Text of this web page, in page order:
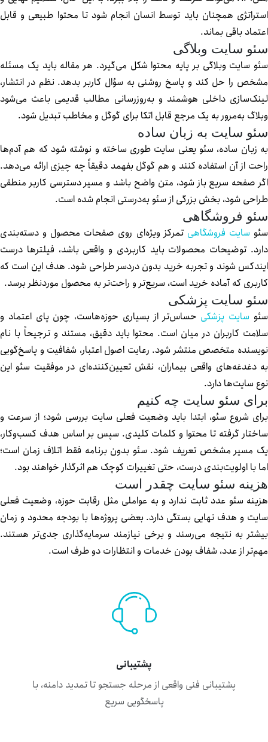
همچنان باید توسط انسان انجام شود تا محتوا طبیعی و قابل
باقی بماند.
سایت وبلاگی
سایت وبلاگی بر پایه محتوا شکل می‌گیرد. هر مقاله باید یک مسئله
را حل کند و پاسخ روشنی به سؤال کاربر بدهد. نظم در انتشار،
داخلی هوشمند و به‌روزرسانی مطالب قدیمی باعث می‌شود
به‌مرور به یک مرجع قابل اتکا برای گوگل و مخاطب تبدیل شود.
سایت به زبان ساده
زبان ساده، سئو یعنی سایت طوری ساخته و نوشته شود که هم آدم‌ها
از آن استفاده کنند و هم گوگل بفهمد دقیقاً چه چیزی ارائه می‌دهد.
صفحه سریع باز شود، متن واضح باشد و مسیر دسترسی کاربر منطقی
شود، بخش بزرگی از سئو به‌درستی انجام شده است.
فروشگاهی
سایت فروشگاهیتمرکز ویژه‌ای روی صفحات محصول و دسته‌بندی
توضیحات محصولات باید کاربردی و واقعی باشد، فیلترها درست
شوند و تجربه خرید بدون دردسر طراحی شود. هدف این است که
که آماده خرید است، سریع‌تر و راحت‌تر به محصول موردنظر برسد.
سایت پزشکی
سایت پزشکیحساس‌تر از بسیاری حوزه‌هاست، چون پای اعتماد و
کاربران در میان است. محتوا باید دقیق، مستند و ترجیحاً با نام
متخصص منتشر شود. رعایت اصول اعتبار، شفافیت و پاسخ‌گویی
دغدغه‌های واقعی بیماران، نقش تعیین‌کننده‌ای در موفقیت سئو این
سایت‌ها دارد.
سئو سایت چه کنیم
شروع سئو، ابتدا باید وضعیت فعلی سایت بررسی شود؛ از سرعت و
گرفته تا محتوا و کلمات کلیدی. سپس بر اساس هدف کسب‌وکار،
مسیر مشخص تعریف شود. سئو بدون برنامه فقط اتلاف زمان است؛
با اولویت‌بندی درست، حتی تغییرات کوچک هم اثرگذار خواهند بود.
سئو سایت چقدر است
سئو عدد ثابت ندارد و به عواملی مثل رقابت حوزه، وضعیت فعلی
و هدف نهایی بستگی دارد. بعضی پروژه‌ها با بودجه محدود و زمان
به نتیجه می‌رسند و برخی نیازمند سرمایه‌گذاری جدی‌تر هستند.
از عدد، شفاف بودن خدمات و انتظارات دو طرف است.
پشتیبانی
پشتیبانی فنی واقعی از مرحله جستجو تا تمدید دامنه، با
پاسخگویی سریع